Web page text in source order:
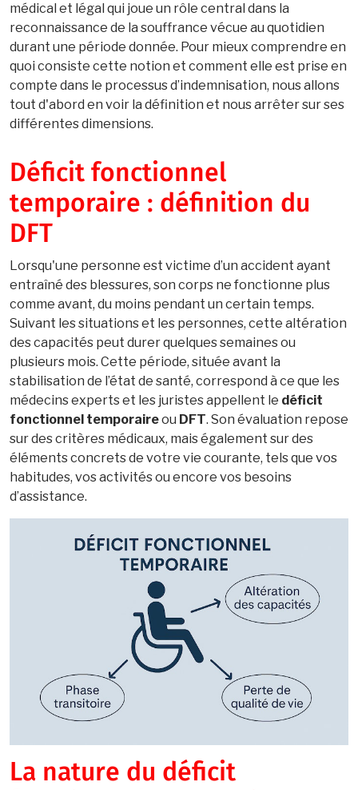
médical et légal qui joue un rôle central dans la
reconnaissance de la souffrance vécue au quotidien
durant une période donnée. Pour mieux comprendre en
quoi consiste cette notion et comment elle est prise en
compte dans le processus d’indemnisation, nous allons
tout d'abord en voir la définition et nous arrêter sur ses
différentes dimensions.
Déficit fonctionnel
temporaire : définition du
DFT
Lorsqu'une personne est victime d’un accident ayant
entraîné des blessures, son corps ne fonctionne plus
comme avant, du moins pendant un certain temps.
Suivant les situations et les personnes, cette altération
des capacités peut durer quelques semaines ou
plusieurs mois. Cette période, située avant la
stabilisation de l’état de santé, correspond à ce que les
médecins experts et les juristes appellent le déficit
fonctionnel temporaireou DFT. Son évaluation repose
sur des critères médicaux, mais également sur des
éléments concrets de votre vie courante, tels que vos
habitudes, vos activités ou encore vos besoins
d’assistance.
La nature du déficit